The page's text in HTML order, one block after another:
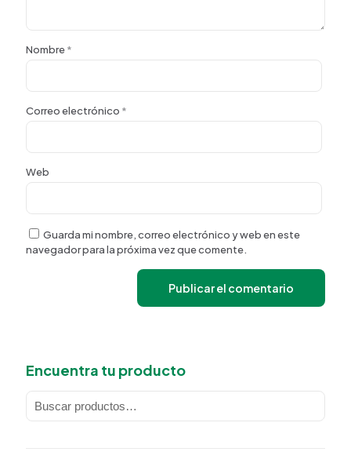
Nombre*
Correo electrónico *
Web
Guarda mi nombre, correo electrónico y web en este
navegador para la próxima vez que comente.
Encuentra tu producto